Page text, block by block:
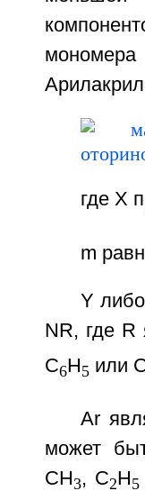
где X
m
Y
NR, где R
C6H5 или
Ar
может
CH3, C2H5